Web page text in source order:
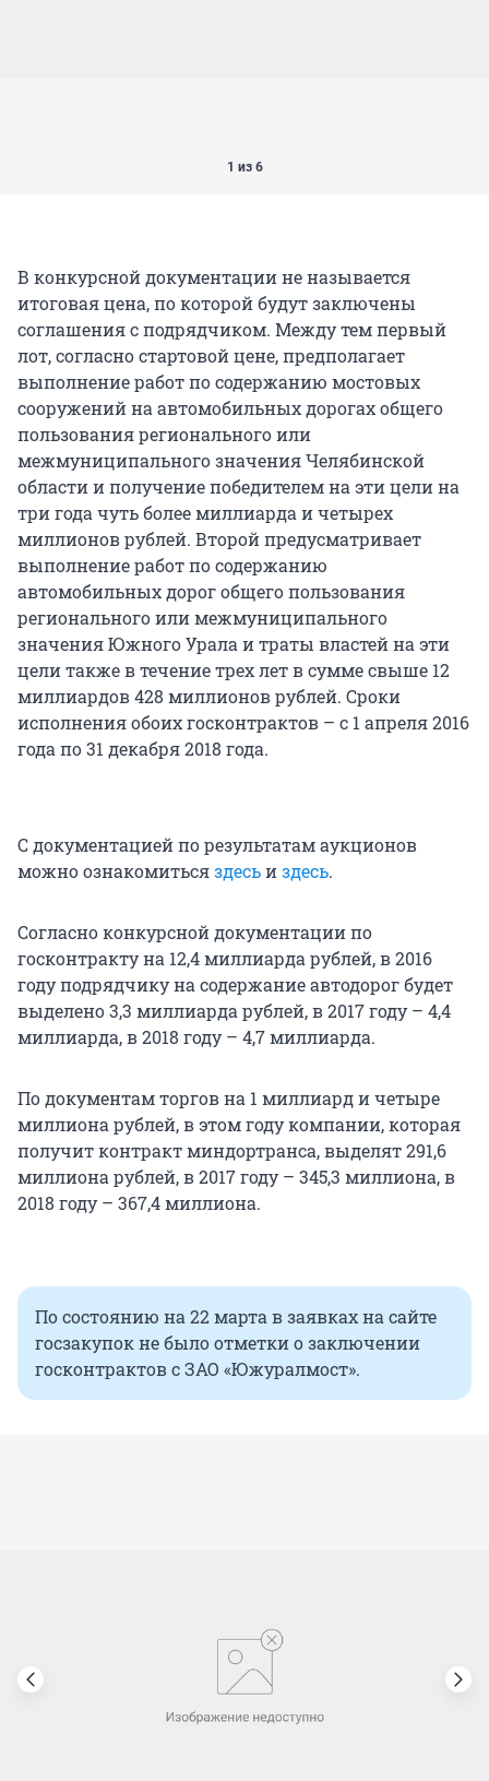
1 из 6
В конкурсной документации не называется
итоговая цена, по которой будут заключены
соглашения с подрядчиком. Между тем первый
лот, согласно стартовой цене, предполагает
выполнение работ по содержанию мостовых
сооружений на автомобильных дорогах общего
пользования регионального или
межмуниципального значения Челябинской
области и получение победителем на эти цели на
три года чуть более миллиарда и четырех
миллионов рублей. Второй предусматривает
выполнение работ по содержанию
автомобильных дорог общего пользования
регионального или межмуниципального
значения Южного Урала и траты властей на эти
цели также в течение трех лет в сумме свыше 12
миллиардов 428 миллионов рублей. Сроки
исполнения обоих госконтрактов – с 1 апреля 2016
года по 31 декабря 2018 года.
С документацией по результатам аукционов
можно ознакомитьсяздесьиздесь.
Согласно конкурсной документации по
госконтракту на 12,4 миллиарда рублей, в 2016
году подрядчику на содержание автодорог будет
выделено 3,3 миллиарда рублей, в 2017 году – 4,4
миллиарда, в 2018 году – 4,7 миллиарда.
По документам торгов на 1 миллиард и четыре
миллиона рублей, в этом году компании, которая
получит контракт миндортранса, выделят 291,6
миллиона рублей, в 2017 году – 345,3 миллиона, в
2018 году – 367,4 миллиона.
По состоянию на 22 марта в заявках на сайте
госзакупок не было отметки о заключении
госконтрактов с ЗАО «Южуралмост».